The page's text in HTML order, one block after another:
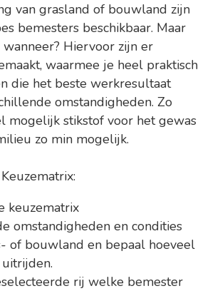
van grasland of bouwland zijn
bemesters beschikbaar. Maar
Hiervoor zijn er
waarmee je heel praktisch
die het beste werkresultaat
omstandigheden. Zo
mogelijk stikstof voor het gewas
zo min mogelijk.
keuzematrix
omstandigheden en condities
of bouwland en bepaal hoeveel
rij welke bemester